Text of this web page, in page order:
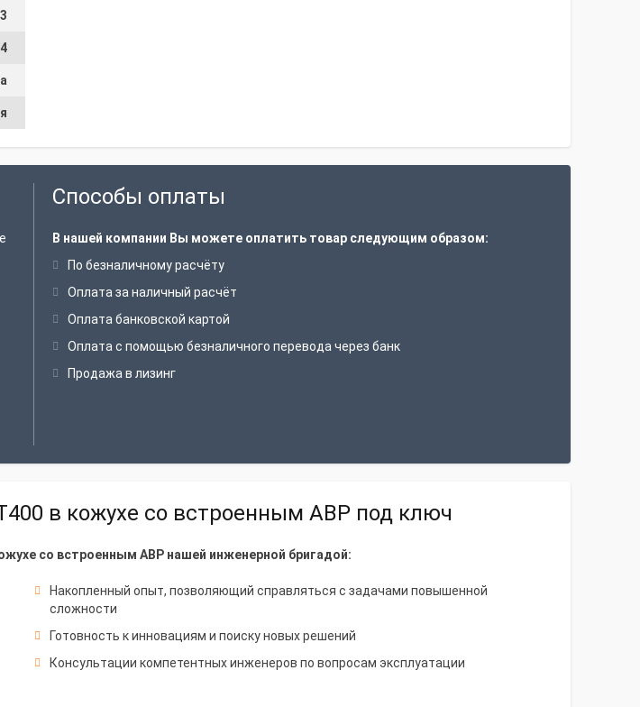
3
4
Способы оплаты
В нашей компании Вы можете оплатить товар следующим образом:
По безналичному расчёту
Оплата за наличный расчёт
Оплата банковской картой
Оплата с помощью безналичного перевода через банк
Продажа в лизинг
в кожухе со встроенным АВР под ключ
со встроенным АВР нашей инженерной бригадой:
Накопленный опыт, позволяющий справляться с задачами повышенной
сложности
Готовность к инновациям и поиску новых решений
Консультации компетентных инженеров по вопросам эксплуатации